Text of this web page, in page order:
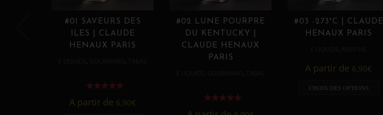
#01 SAVEURS DES
ILES | CLAUDE
HENAUX PARIS
, ,
A partir de 6,90€
#02 LUNE POURPRE
DU KENTUCKY |
CLAUDE HENAUX
PARIS
, ,
#03 -273°C | CLAUDE
HENAUX PARIS
,
A partir de 6,90€
CHOIX DES OPTIONS